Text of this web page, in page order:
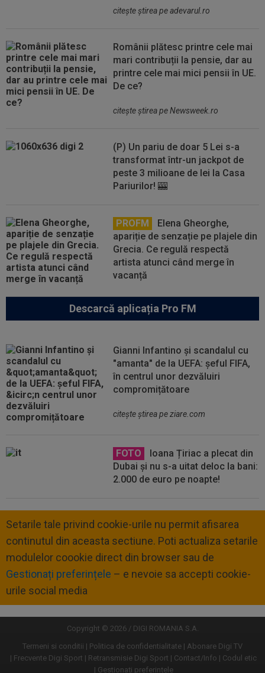
citeşte ştirea pe adevarul.ro
Românii plătesc printre cele mai
mari contribuții la pensie, dar au
printre cele mai mici pensii în UE.
De ce?
citeşte ştirea pe Newsweek.ro
(P) Un pariu de doar 5 Lei s-a
transformat într-un jackpot de
peste 3 milioane de lei la Casa
Pariurilor! 🎰
PROFM
Elena Gheorghe,
apariție de senzație pe plajele din
Grecia. Ce regulă respectă
artista atunci când merge în
vacanță
Descarcă aplicația Pro FM
Gianni Infantino și scandalul cu
"amanta" de la UEFA: șeful FIFA,
în centrul unor dezvăluiri
compromițătoare
citeşte ştirea pe ziare.com
FOTO
Ioana Țiriac a plecat din
Dubai și nu s-a uitat deloc la bani:
2.000 de euro pe noapte!
Setarile tale privind cookie-urile nu permit afisarea
continutul din aceasta sectiune. Poti actualiza setarile
modulelor coookie direct din browser sau de
Gestionați preferințele – e nevoie sa accepti cookie-
urile social media
Copyright © 2026 / DIGI ROMANIA S.A.
Termeni si conditii
Politica de confidentialitate
Abonare Digi TV
Frecvente Digi Sport
Retransmisie Digi Sport Contact/Info
Codul etic
Gestionați preferințele